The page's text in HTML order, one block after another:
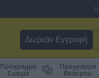
Δωρεάν Εγγραφή
Πρόγραμμα
Σινεμά
Πρόγραμμα
Θεάτρου